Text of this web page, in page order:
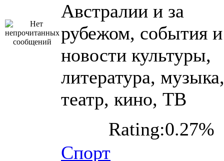
Австралии и за
рубежом, события и
новости культуры,
литература, музыка,
театр, кино, ТВ
Rating:0.27%
Спорт